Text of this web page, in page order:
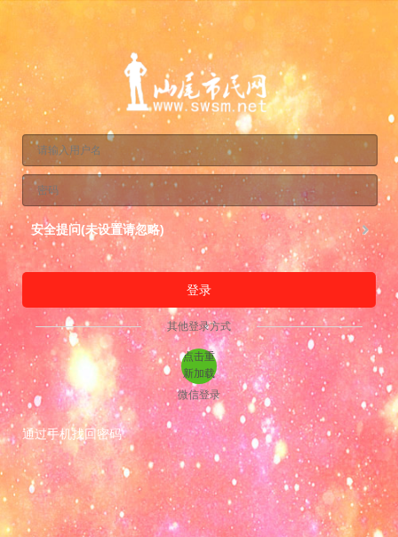
安全提问(未设置请忽略)
登录
其他登录方式
点击重
新加载
微信登录
通过手机找回密码